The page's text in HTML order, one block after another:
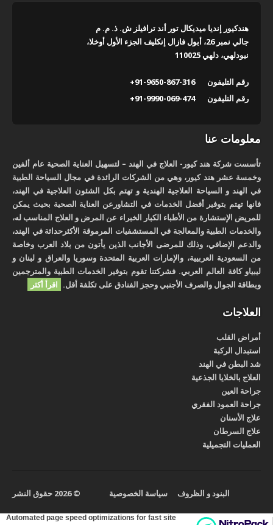
هندكيور إنديا ميديكال تور أند ترافيلز ش. ذ. م. م
جالي نمبر 26، أبول فازال إنكليف الجزء الأول أوخلا،
نيودلهي، دلهي 110025
+91-9650-867-316
رقم التليفون
+91-9990-069-474
رقم التليفون
معلومات عنا
تأسست شركة هند كيور- العلاج في الهند – لتسهيل العناية الصحية عام ألفين
وخمسة عشر هند كيور، وهي من الشركات الرائدة في مجال السياحة الطبية
في الهند و السياحة العلاجية الهندية و تهتم بكل الشئون العلاجية في الهند،
فانها تهتم بتوفير أفضل الخدمات في التشاورعن العناية الصحية بحيث يمكن
للمريض الإستشارة من الأطباء الكبار الخبراء عن المرض و العلاج المناسب له،
والخدمات الطبية والمعالجة في المستشفيات المرموقة الأكثرحداثة في الهند،
والدعم الإضافي، وذلك للمرضى الأجانب الذين يأتون من بلاد العرب وخاصة
من السعودية العربيية، والإمارات العربية المتحدة وسوريا والعراق و لبنان و
ليبياو كافة العالم العربي. فشركتنا تقوم بتوفير الخدمات الطبية والمترجمين
وبطاقة الجوال والصرف الأجنبي وحجز الفنادق على تكلفة أقل. اقرأ أكثر
العلاجات
أمراض القلب
استبدال الركبة
شد البطن في الهند
العلاج بالخلايا الجذعية
جراحة العين
جراحة العمود الفقري
علاج الأسنان
علاج السرطان
العمليات التجميلية
© 2026 حقوق النشر سياسة الخصوصية البنود و الظروف